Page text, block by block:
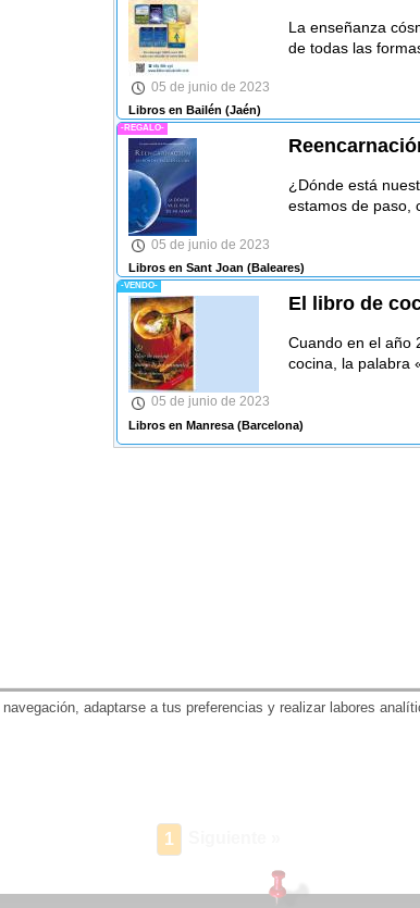
La enseñanza
de todas las
05 de junio de 2023
Libros en Bailén (Jaén)
-REGALO-
¿Dónde está
estamos de paso,
05 de junio de 2023
Libros en Sant Joan (Baleares)
-VENDO-
El libro de
Cuando en el año
cocina, la palabra
05 de junio de 2023
Libros en Manresa(Barcelona)
1
adaptarse a tus preferencias y realizar labores